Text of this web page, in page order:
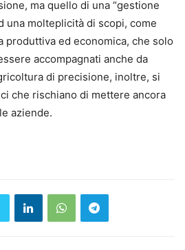
ma quello di una “gestione
una molteplicità di scopi, come
produttiva ed economica, che solo
accompagnati anche da
di precisione, inoltre, si
che rischiano di mettere ancora
aziende.